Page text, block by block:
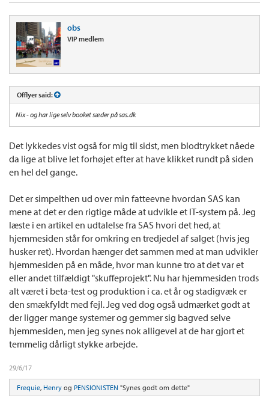
obs
VIP medlem
Offlyer said:
Nix - og har lige selv booket sæder på sas.dk
Det lykkedes vist også for mig til sidst, men blodtrykket nåede
da lige at blive let forhøjet efter at have klikket rundt på siden
en hel del gange.
Det er simpelthen ud over min fatteevne hvordan SAS kan
mene at det er den rigtige måde at udvikle et IT-system på. Jeg
læste i en artikel en udtalelse fra SAS hvori det hed, at
hjemmesiden står for omkring en tredjedel af salget (hvis jeg
husker ret). Hvordan hænger det sammen med at man udvikler
hjemmesiden på en måde, hvor man kunne tro at det var et
eller andet tilfældigt "skuffeprojekt". Nu har hjemmesiden trods
alt været i beta-test og produktion i ca. et år og stadigvæk er
den smækfyldt med fejl. Jeg ved dog også udmærket godt at
der ligger mange systemer og gemmer sig bagved selve
hjemmesiden, men jeg synes nok alligevel at de har gjort et
temmelig dårligt stykke arbejde.
29/6/17
Frequie, Henry og PENSIONISTEN "Synes godt om dette"